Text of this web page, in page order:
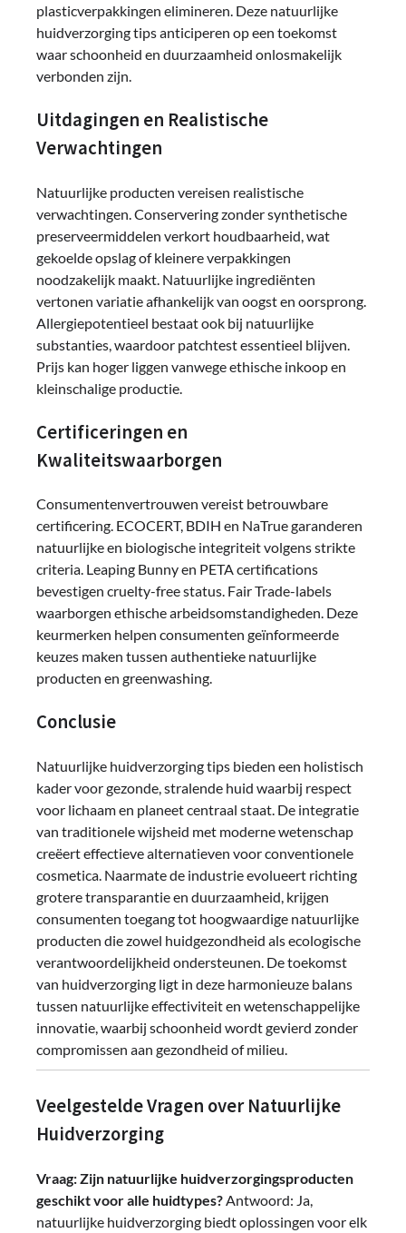
plasticverpakkingen elimineren. Deze natuurlijke
huidverzorging tips anticiperen op een toekomst
waar schoonheid en duurzaamheid onlosmakelijk
verbonden zijn.
Uitdagingen en Realistische
Verwachtingen
Natuurlijke producten vereisen realistische
verwachtingen. Conservering zonder synthetische
preserveermiddelen verkort houdbaarheid, wat
gekoelde opslag of kleinere verpakkingen
noodzakelijk maakt. Natuurlijke ingrediënten
vertonen variatie afhankelijk van oogst en oorsprong.
Allergiepotentieel bestaat ook bij natuurlijke
substanties, waardoor patchtest essentieel blijven.
Prijs kan hoger liggen vanwege ethische inkoop en
kleinschalige productie.
Certificeringen en
Kwaliteitswaarborgen
Consumentenvertrouwen vereist betrouwbare
certificering. ECOCERT, BDIH en NaTrue garanderen
natuurlijke en biologische integriteit volgens strikte
criteria. Leaping Bunny en PETA certifications
bevestigen cruelty-free status. Fair Trade-labels
waarborgen ethische arbeidsomstandigheden. Deze
keurmerken helpen consumenten geïnformeerde
keuzes maken tussen authentieke natuurlijke
producten en greenwashing.
Conclusie
Natuurlijke huidverzorging tips bieden een holistisch
kader voor gezonde, stralende huid waarbij respect
voor lichaam en planeet centraal staat. De integratie
van traditionele wijsheid met moderne wetenschap
creëert effectieve alternatieven voor conventionele
cosmetica. Naarmate de industrie evolueert richting
grotere transparantie en duurzaamheid, krijgen
consumenten toegang tot hoogwaardige natuurlijke
producten die zowel huidgezondheid als ecologische
verantwoordelijkheid ondersteunen. De toekomst
van huidverzorging ligt in deze harmonieuze balans
tussen natuurlijke effectiviteit en wetenschappelijke
innovatie, waarbij schoonheid wordt gevierd zonder
compromissen aan gezondheid of milieu.
Veelgestelde Vragen over Natuurlijke
Huidverzorging
Vraag: Zijn natuurlijke huidverzorgingsproducten
geschikt voor alle huidtypes?Antwoord: Ja,
natuurlijke huidverzorging biedt oplossingen voor elk